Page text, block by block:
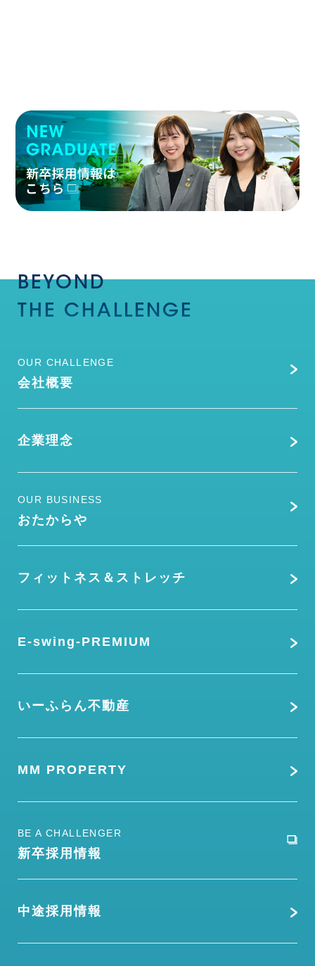
BEYOND
THE CHALLENGE
OUR CHALLENGE
会社概要
企業理念
OUR BUSINESS
おたからや
フィットネス＆ストレッチ
E-swing-PREMIUM
いーふらん不動産
MM PROPERTY
BE A CHALLENGER
新卒採用情報
中途採用情報